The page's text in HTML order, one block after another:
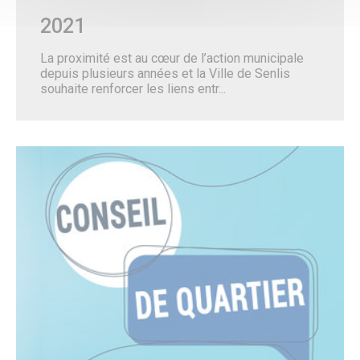
CULTURE, SPORT & LOISIRS
Évènements culturels
Lieux de culture
Pays d’Art & d’Histoire
Équipements sportifs
Piscine municipale
Le Conseil local du sport
Centre Municipal des Sports
Associations sportives
Parcours de marche dans les quartiers
Le Sport des moins de 6 ans à Senlis
Récompenses sportives et trophées du club sportif de
2021
La proximité est au cœur de l’action municipale
depuis plusieurs années et la Ville de Senlis
souhaite renforcer les liens entr...